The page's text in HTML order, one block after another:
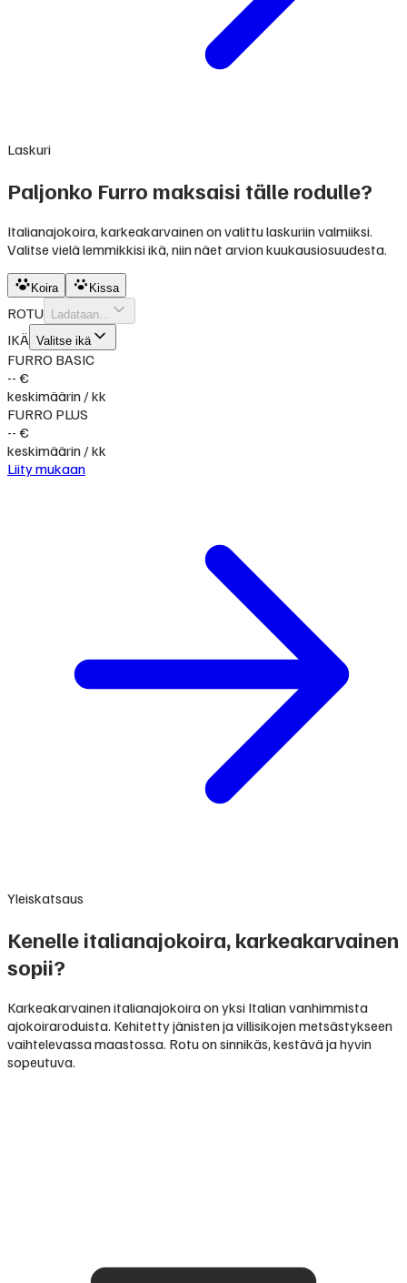
Laskuri
Paljonko Furro maksaisi tälle rodulle?
Italianajokoira, karkeakarvainen on valittu laskuriin valmiiksi.
Valitse vielä lemmikkisi ikä, niin näet arvion kuukausiosuudesta.
Koira Kissa
ROTU Ladataan...
IKÄ Valitse ikä
FURRO BASIC
-- €
keskimäärin / kk
FURRO PLUS
-- €
keskimäärin / kk
Liity mukaan
Yleiskatsaus
Kenelle italianajokoira, karkeakarvainen
sopii?
Karkeakarvainen italianajokoira on yksi Italian vanhimmista
ajokoiraroduista. Kehitetty jänisten ja villisikojen metsästykseen
vaihtelevassa maastossa. Rotu on sinnikäs, kestävä ja hyvin
sopeutuva.